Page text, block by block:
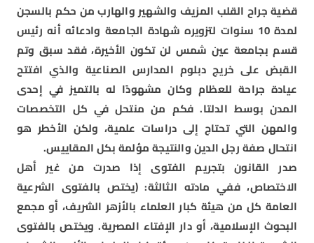
قضية جراح القلب المزيف والشهير والهارب من حكم بالسجن
لمدة 10 سنوات لتزويره شهادة الجامعة وادعائه أنه رئيس
قسم بجامعة عين شمس لن تكون الأخيرة، فقد سبق وتم
القبض على خريج دبلوم المدارس الصناعية والذي افتتح
عيادة جراحة للعظام وكان مشهودًا له بالتميز في إحدى
المدن بوسط الدلتا. فكم من منتحل في كل التخصصات
والمهن التي تحتاج إلى دراسات علمية، ولكن الأخطر هو
انتحال صفة رجل الدين والنتيجة مؤلمة بكل المقاييس.
صدر القانون بتجريم الفتوى إذا صدرت من غير أهل
الاختصاص، ففي مادته الثالثة: (يختص بالفتوى الشرعية
العامة كل من هيئة كبار العلماء بالأزهر الشريف، أو مجمع
البحوث الإسلامية، أو دار الإفتاء المصرية. ويختص بالفتوى